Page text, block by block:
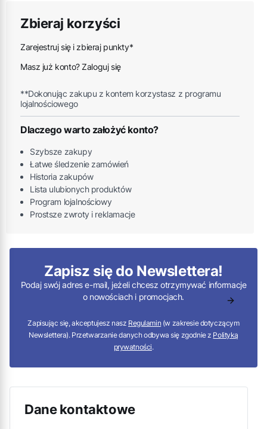
Zbieraj korzyści
Zarejestruj się i zbieraj punkty*
Masz już konto? Zaloguj się
**Dokonując zakupu z kontem korzystasz z programu
lojalnościowego
Dlaczego warto założyć konto?
Szybsze zakupy
Łatwe śledzenie zamówień
Historia zakupów
Lista ulubionych produktów
Program lojalnościowy
Prostsze zwroty i reklamacje
Zapisz się do Newslettera!
Podaj swój adres e-mail, jeżeli chcesz otrzymywać informacje
o nowościach i promocjach.
Zapisując się, akceptujesz nasz Regulamin (w zakresie dotyczącym
Newslettera). Przetwarzanie danych odbywa się zgodnie z Polityką
prywatności.
Dane kontaktowe